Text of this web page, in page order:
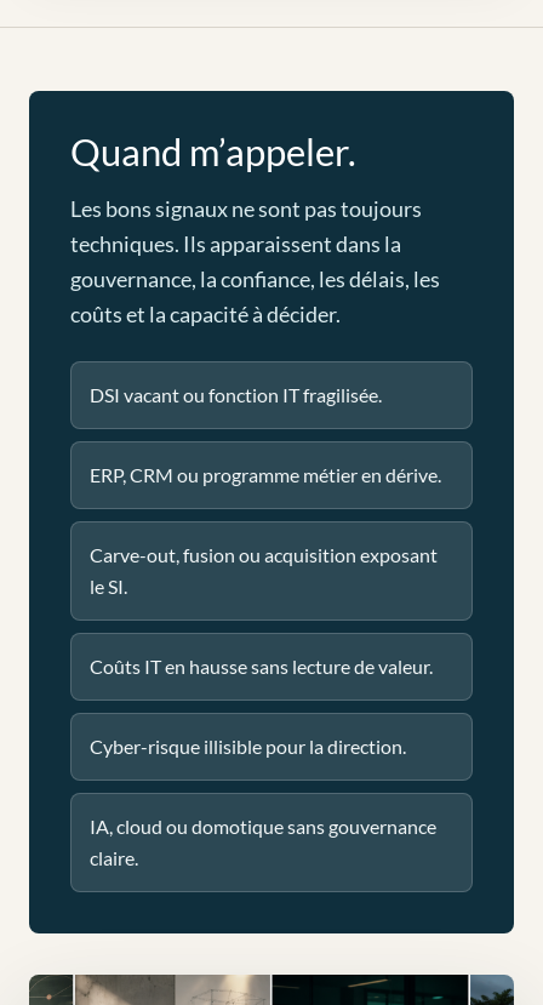
Quand m’appeler.
Les bons signaux ne sont pas toujours
techniques. Ils apparaissent dans la
gouvernance, la confiance, les délais, les
coûts et la capacité à décider.
DSI vacant ou fonction IT fragilisée.
ERP, CRM ou programme métier en dérive.
Carve-out, fusion ou acquisition exposant
le SI.
Coûts IT en hausse sans lecture de valeur.
Cyber-risque illisible pour la direction.
IA, cloud ou domotique sans gouvernance
claire.